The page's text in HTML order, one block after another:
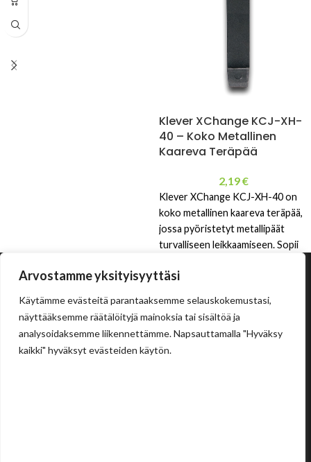
Arvostamme yksityisyyttäsi
Käytämme evästeitä parantaaksemme selauskokemustasi,
näyttääksemme räätälöityjä mainoksia tai sisältöä ja
analysoidaksemme liikennettämme. Napsauttamalla "Hyväksy
kaikki" hyväksyt evästeiden käytön.
Klever XChange KCJ-XH-
40 – Koko Metallinen
Kaareva Teräpää
2,19€
Klever XChange KCJ-XH-40 on
koko metallinen kaareva teräpää,
jossa pyöristetyt metallipäät
turvalliseen leikkaamiseen. Sopii
muovinauhoille ja